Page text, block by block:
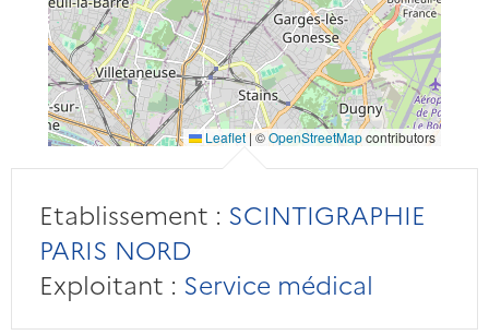
Leaflet |©OpenStreetMapcontributors
Etablissement : SCINTIGRAPHIE
PARIS NORD
Exploitant : Service médical